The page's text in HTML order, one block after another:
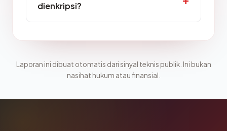
dienkripsi?
Laporan ini dibuat otomatis dari sinyal teknis publik. Ini bukan
nasihat hukum atau finansial.